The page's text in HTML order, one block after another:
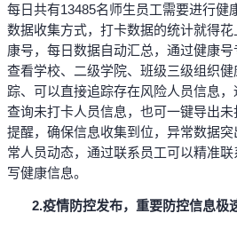
每日共有13485名师生员工需要进行健
数据收集方式，打卡数据的统计就得
康号，每日数据自动汇总，通过健康
查看学校、二级学院、班级三级组织
踪、可以直接追踪存在风险人员信息
查询未打卡人员信息，也可一键导出
提醒，确保信息收集到位，异常数据
常人员动态，通过联系员工可以精准
写健康信息。
2.疫情防控发布，重要防控信息极